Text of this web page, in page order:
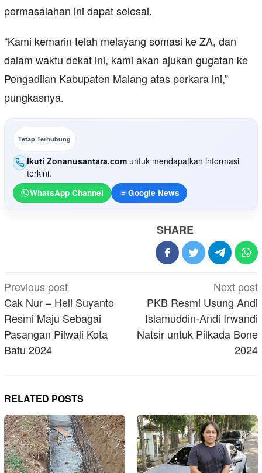
permasalahan ini dapat selesai.
“Kami kemarin telah melayang somasi ke ZA, dan
dalam waktu dekat ini, kami akan ajukan gugatan ke
Pengadilan Kabupaten Malang atas perkara ini,”
pungkasnya.
Tetap Terhubung
Ikuti Zonanusantara.com untuk mendapatkan informasi
terkini.
WhatsApp Channel Google News
SHARE
Post
navigation
Previous post
Cak Nur – Heli Suyanto
Resmi Maju Sebagai
Pasangan Pilwali Kota
Batu 2024
Next post
PKB Resmi Usung Andi
Islamuddin-Andi Irwandi
Natsir untuk Pilkada Bone
2024
RELATED POSTS